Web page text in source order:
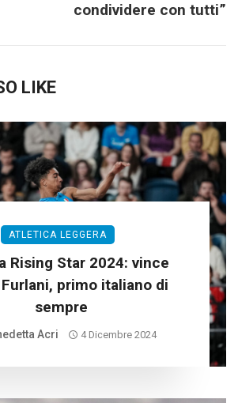
condividere con tutti”
LIKE
ATLETICA LEGGERA
Rising Star 2024: vince
primo italiano di
sempre
Acri 4 Dicembre 2024